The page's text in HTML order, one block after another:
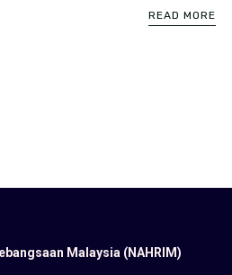
READ MORE
Malaysia (NAHRIM)